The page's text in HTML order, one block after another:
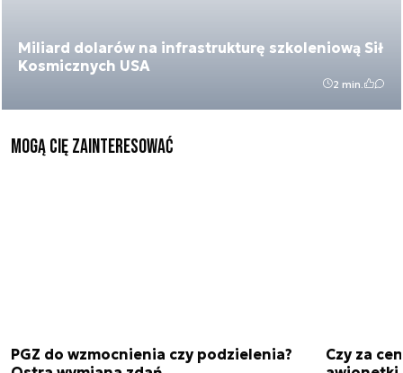
Miliard dolarów na infrastrukturę szkoleniową Sił
Kosmicznych USA
2 min.
Mogą Cię zainteresować
PGZ do wzmocnienia czy podzielenia?
Czy za